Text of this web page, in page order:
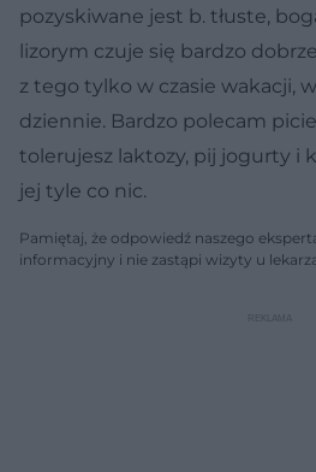
pozyskiwane jest b. tłuste,
lizorym czuje się bardzo
z tego tylko w czasie wakacji,
dziennie. Bardzo polecam
tolerujesz laktozy, pij jogurty i
jej tyle co nic.
Pamiętaj, że odpowiedź naszego
informacyjny i nie zastąpi wizyty u